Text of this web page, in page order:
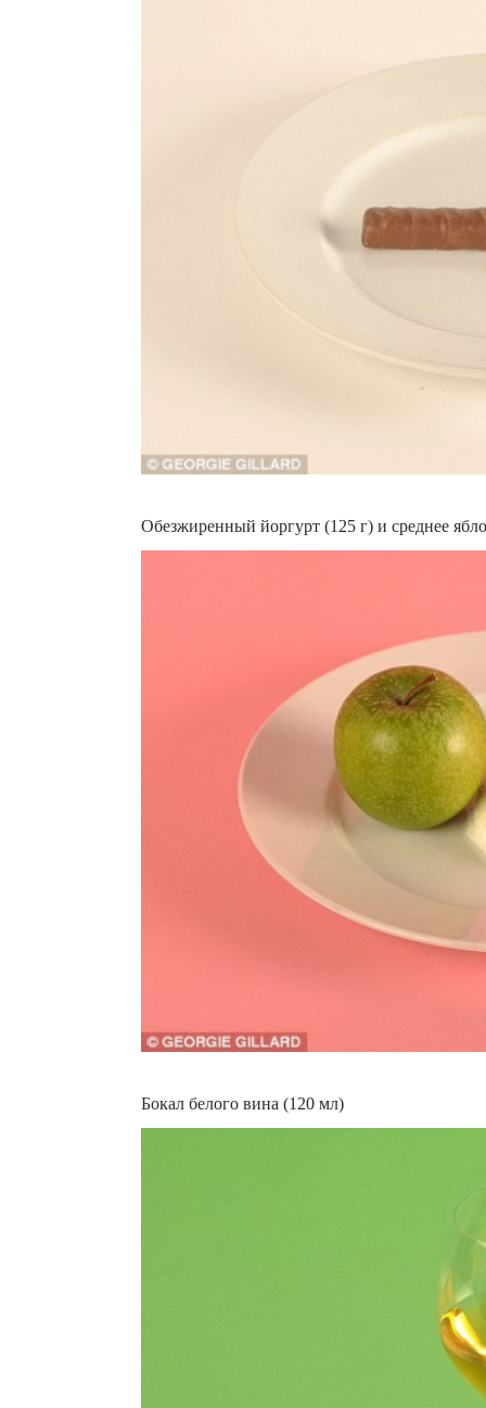
Обезжиренный йоргурт (125 г) и среднее
Бокал белого вина (120 мл)